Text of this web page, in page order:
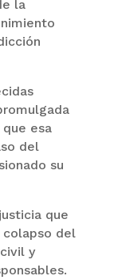
la
esa
del
su
que
colapso del
y